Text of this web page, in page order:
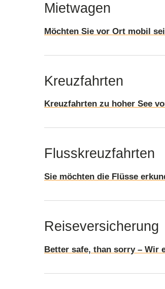
Mietwagen
Möchten Sie vor Ort mobil
Kreuzfahrten
Kreuzfahrten zu hoher See
Flusskreuzfahrten
Sie möchten die Flüsse
Reiseversicherung
Better safe, than sorry – Wir